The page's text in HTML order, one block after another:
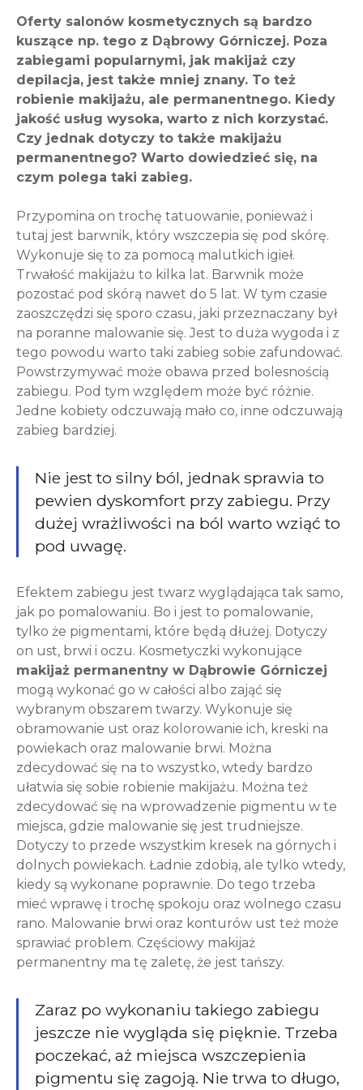
Oferty salonów kosmetycznych są bardzo
kuszące np. tego z Dąbrowy Górniczej. Poza
zabiegami popularnymi, jak makijaż czy
depilacja, jest także mniej znany. To też
robienie makijażu, ale permanentnego. Kiedy
jakość usług wysoka, warto z nich korzystać.
Czy jednak dotyczy to także makijażu
permanentnego? Warto dowiedzieć się, na
czym polega taki zabieg.
Przypomina on trochę tatuowanie, ponieważ i
tutaj jest barwnik, który wszczepia się pod skórę.
Wykonuje się to za pomocą malutkich igieł.
Trwałość makijażu to kilka lat. Barwnik może
pozostać pod skórą nawet do 5 lat. W tym czasie
zaoszczędzi się sporo czasu, jaki przeznaczany był
na poranne malowanie się. Jest to duża wygoda i z
tego powodu warto taki zabieg sobie zafundować.
Powstrzymywać może obawa przed bolesnością
zabiegu. Pod tym względem może być różnie.
Jedne kobiety odczuwają mało co, inne odczuwają
zabieg bardziej.
Nie jest to silny ból, jednak sprawia to
pewien dyskomfort przy zabiegu. Przy
dużej wrażliwości na ból warto wziąć to
pod uwagę.
Efektem zabiegu jest twarz wyglądająca tak samo,
jak po pomalowaniu. Bo i jest to pomalowanie,
tylko że pigmentami, które będą dłużej. Dotyczy
on ust, brwi i oczu. Kosmetyczki wykonujące
makijaż permanentny w Dąbrowie Górniczej
mogą wykonać go w całości albo zająć się
wybranym obszarem twarzy. Wykonuje się
obramowanie ust oraz kolorowanie ich, kreski na
powiekach oraz malowanie brwi. Można
zdecydować się na to wszystko, wtedy bardzo
ułatwia się sobie robienie makijażu. Można też
zdecydować się na wprowadzenie pigmentu w te
miejsca, gdzie malowanie się jest trudniejsze.
Dotyczy to przede wszystkim kresek na górnych i
dolnych powiekach. Ładnie zdobią, ale tylko wtedy,
kiedy są wykonane poprawnie. Do tego trzeba
mieć wprawę i trochę spokoju oraz wolnego czasu
rano. Malowanie brwi oraz konturów ust też może
sprawiać problem. Częściowy makijaż
permanentny ma tę zaletę, że jest tańszy.
Zaraz po wykonaniu takiego zabiegu
jeszcze nie wygląda się pięknie. Trzeba
poczekać, aż miejsca wszczepienia
pigmentu się zagoją. Nie trwa to długo,